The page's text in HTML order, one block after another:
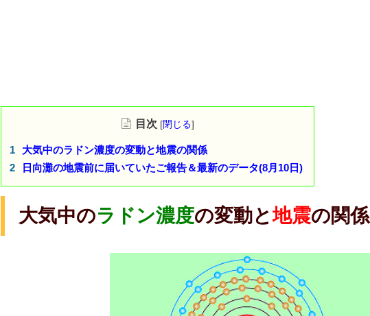
目次 [閉じる]
大気中のラドン濃度の変動と地震の関係
日向灘の地震前に届いていたご報告＆最新のデータ(8月10日)
大気中のラドン濃度の変動と地震の関係